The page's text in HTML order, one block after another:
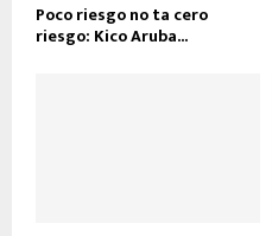
Poco riesgo no ta cero
riesgo: Kico Aruba...